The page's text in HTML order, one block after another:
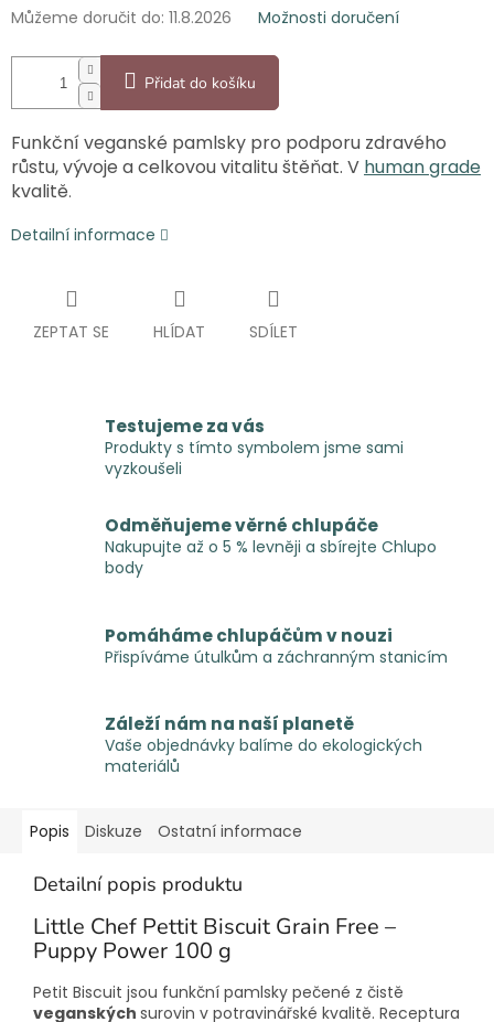
Můžeme doručit do: 11.8.2026 Možnosti doručení
Přidat do košíku
Funkční veganské pamlsky pro podporu zdravého
růstu, vývoje a celkovou vitalitu štěňat. V human grade
kvalitě.
Detailní informace
ZEPTAT SE HLÍDAT SDÍLET
Testujeme za vás
Produkty s tímto symbolem jsme sami
vyzkoušeli
Odměňujeme věrné chlupáče
Nakupujte až o 5 % levněji a sbírejte Chlupo
body
Pomáháme chlupáčům v nouzi
Přispíváme útulkům a záchranným stanicím
Záleží nám na naší planetě
Vaše objednávky balíme do ekologických
materiálů
Popis Diskuze Ostatní informace
Detailní popis produktu
Little Chef Pettit Biscuit Grain Free –
Puppy Power 100 g
Petit Biscuit jsou funkční pamlsky pečené z čistě
veganských surovin v potravinářské kvalitě. Receptura